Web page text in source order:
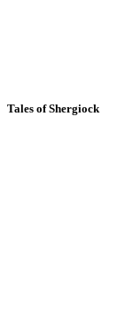
Tales of Shergiock